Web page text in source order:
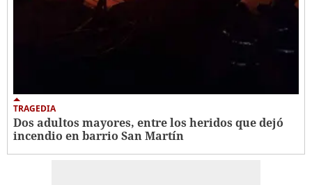
TRAGEDIA
Dos adultos mayores, entre los heridos que dejó
incendio en barrio San Martín